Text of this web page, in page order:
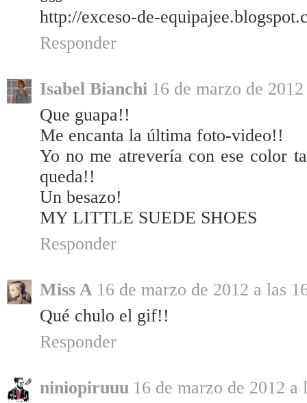
http://exceso-de-
Responder
Isabel Bianchi 16 de marzo de
Que guapa!!
Me encanta la última foto-video!!
Yo no me atrevería con ese color
queda!!
Un besazo!
MY LITTLE SUEDE SHOES
Responder
Miss A 16 de marzo de 2012 a las
Qué chulo el gif!!
Responder
niniopiruuu 16 de marzo de 2012 a